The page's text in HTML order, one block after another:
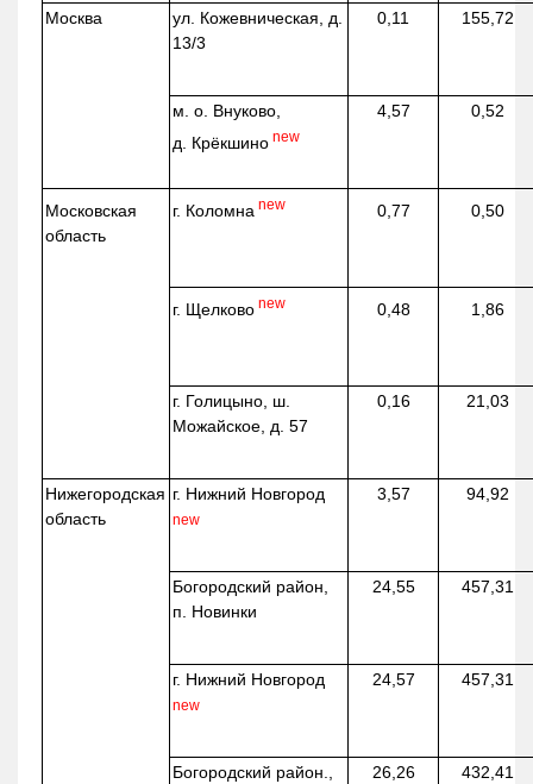
Москва ул. Кожевническая, д.
13/3
0,11 155,72
м. о. Внуково,
д. Крёкшино new
4,57 0,52
Московская
область
г. Коломна new 0,77 0,50
г. Щелково new 0,48 1,86
г. Голицыно, ш.
Можайское, д. 57
0,16 21,03
Нижегородская
область
г. Нижний Новгород
new
3,57 94,92
Богородский район,
п. Новинки
24,55 457,31
г. Нижний Новгород
new
24,57 457,31
Богородский район.,
26,26 432,41